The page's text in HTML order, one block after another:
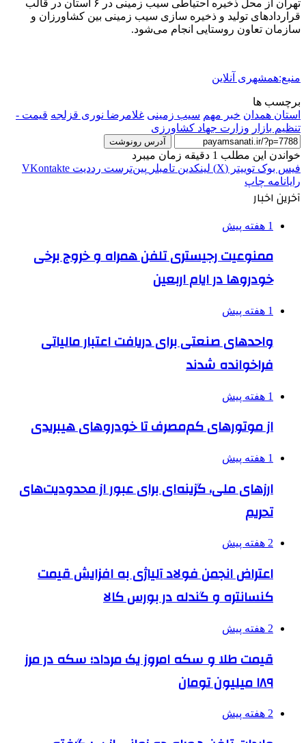
تهران از محل ذخیره احتیاطی سیب زمینی در ۶ استان در قالب
قراردادهای تولید و ذخیره سازی سیب زمینی بین کشاورزان و
سازمان تعاون روستایی انجام می‌شود.
منبع:همشهری آنلاین
برچسب ها
استان همدان خبر مهم سیب زمینی غلامرضا نوری قزلجه قیمت -
تنظیم بازار وزارت جهاد کشاورزی
آدرس رونوشت
خواندن این مطلب 1 دقیقه زمان میبرد
فیس بوک توییتر (X) لینکدین ‫تامبلر ‫پین‌ترست ‫رددیت ‫VKontakte
رایانامه چاپ
آخرین اخبار
1 هفته پیش
ممنوعیت رجیستری تلفن همراه و خروج برخی
خودروها در ایام اربعین
1 هفته پیش
واحدهای صنعتی برای دریافت اعتبار مالیاتی
فراخوانده شدند
1 هفته پیش
از موتورهای کم‌مصرف تا خودروهای هیبریدی
1 هفته پیش
ارزهای ملی، گزینه‌ای برای عبور از محدودیت‌های
تحریم
2 هفته پیش
اعتراض انجمن فولاد آلیاژی به افزایش قیمت
کنسانتره و گندله در بورس کالا
2 هفته پیش
قیمت طلا و سکه امروز یک مرداد؛ سکه در مرز
۱۸۹ میلیون تومان
2 هفته پیش